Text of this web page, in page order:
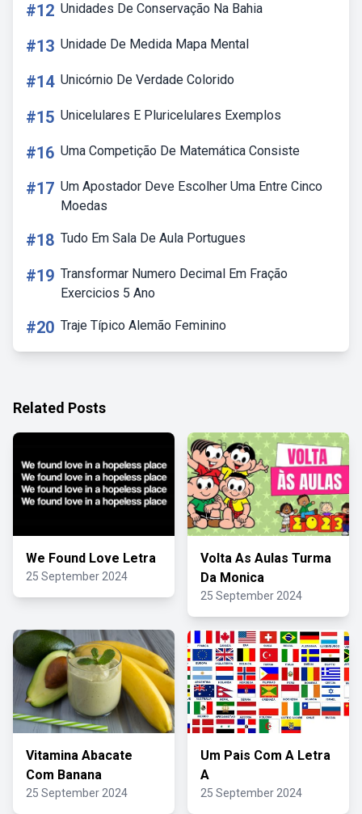
#12 Unidades De Conservação Na Bahia
#13 Unidade De Medida Mapa Mental
#14 Unicórnio De Verdade Colorido
#15 Unicelulares E Pluricelulares Exemplos
#16 Uma Competição De Matemática Consiste
#17 Um Apostador Deve Escolher Uma Entre Cinco
Moedas
#18 Tudo Em Sala De Aula Portugues
#19 Transformar Numero Decimal Em Fração
Exercicios 5 Ano
#20 Traje Típico Alemão Feminino
Related Posts
We Found Love Letra
25 September 2024
Volta As Aulas Turma
Da Monica
25 September 2024
Vitamina Abacate
Com Banana
25 September 2024
Um Pais Com A Letra
A
25 September 2024